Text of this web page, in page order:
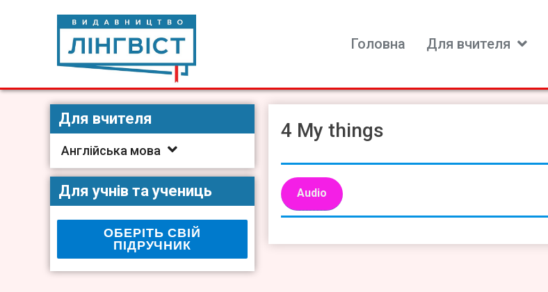
Видавництво Лінгвіст
Видавництво Лінгвіст – адаптація та створення видань для вивчення іноземних мов
Головна Для вчителя
4 My things
Audio
Для вчителя
Англійська мова
Для учнів та учениць
ОБЕРІТЬ СВІЙ
ПІДРУЧНИК